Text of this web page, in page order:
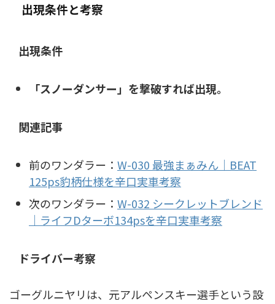
出現条件と考察
出現条件
「スノーダンサー」を撃破すれば出現。
関連記事
前のワンダラー： W-030 最強まぁみん｜BEAT
125ps豹柄仕様を辛口実車考察
次のワンダラー： W-032 シークレットブレンド
｜ライフDターボ134psを辛口実車考察
ドライバー考察
ゴーグルニヤリは、元アルペンスキー選手という設